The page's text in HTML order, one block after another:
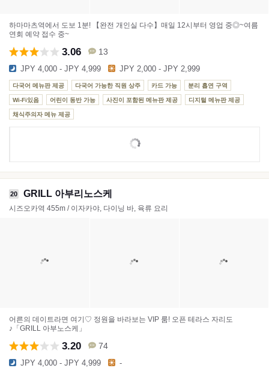
하마마츠역에서 도보 1분! 【완전 개인실 다수】매일 12시부터 영업 중◎~여름
연회 예약 접수 중~
3.06 13
JPY 4,000 - JPY 4,999 JPY 2,000 - JPY 2,999
다국어 메뉴판 제공 다국어 가능한 직원 상주 카드 가능 분리 흡연 구역
Wi-Fi있음 어린이 동반 가능 사진이 포함된 메뉴판 제공 디지털 메뉴판 제공
채식주의자 메뉴 제공
20 GRILL 아부리노스케
시즈오카역 455m / 이자카야, 다이닝 바, 육류 요리
어른의 데이트라면 여기♡ 정원을 바라보는 VIP 룸! 오픈 테라스 자리도
♪「GRILL 아부노스케」
3.20 74
JPY 4,000 - JPY 4,999 -